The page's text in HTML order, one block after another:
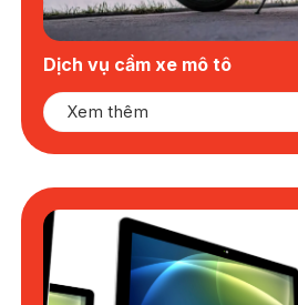
Dịch vụ cầm xe mô tô
Xem thêm